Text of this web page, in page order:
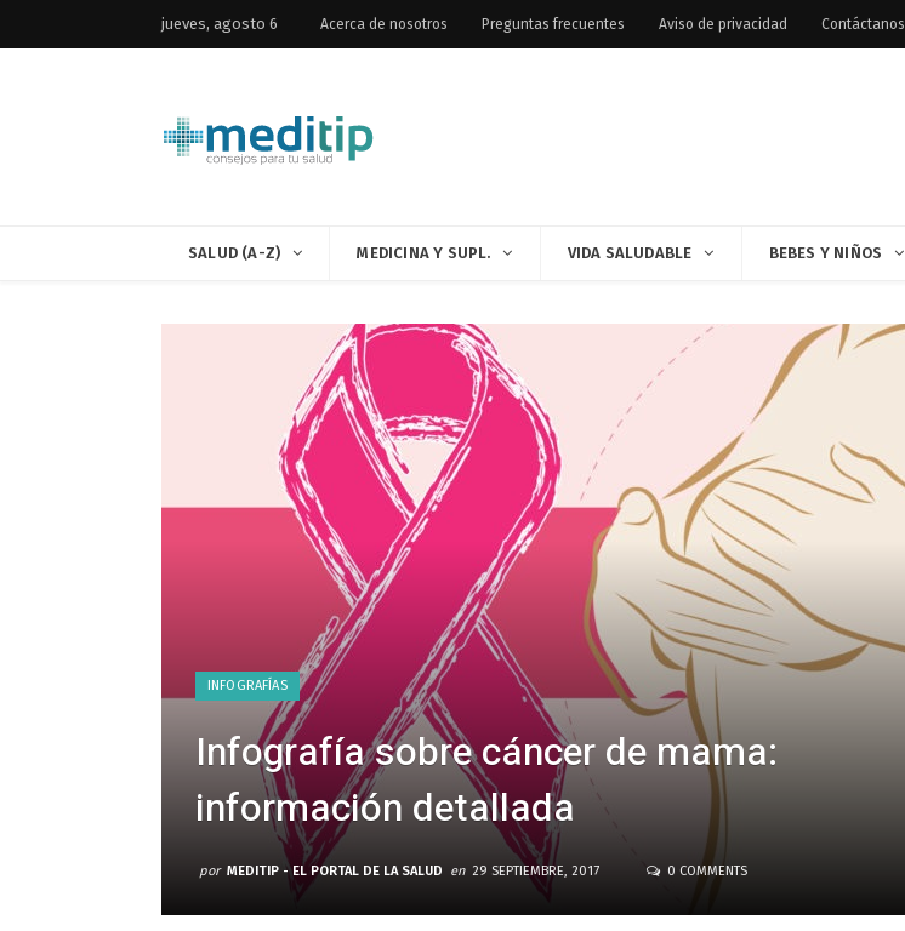
jueves, agosto 6 Acerca de nosotros Preguntas frecuentes Aviso de privacidad Contáctanos
SALUD (A-Z) MEDICINA Y SUPL. VIDA SALUDABLE BEBES Y NIÑOS
INFOGRAFÍAS
Infografía sobre cáncer de mama:
información detallada
por MEDITIP - EL PORTAL DE LA SALUD en 29 SEPTIEMBRE, 2017 0 COMMENTS